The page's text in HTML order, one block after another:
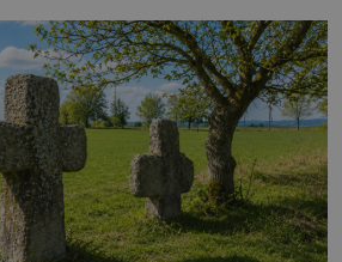
kryptě objeví seschlé
fantazie. A české mum